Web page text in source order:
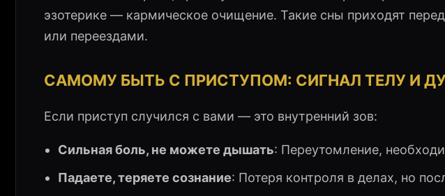
эзотерике — кармическое очищение. Такие сны приходят
или переездами.
САМОМУ БЫТЬ С ПРИСТУПОМ: СИГНАЛ ТЕЛУ И
Если приступ случился с вами — это внутренний зов:
Сильная боль, не можете дышать: Переутомление,
Падаете, теряете сознание: Потеря контроля в делах, но